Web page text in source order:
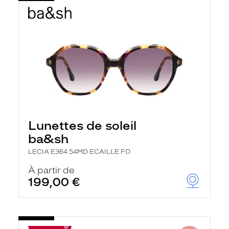
Lunettes de soleil
ba&sh
LECIA E364 54MD ECAILLE FO
À partir de
199,00 €